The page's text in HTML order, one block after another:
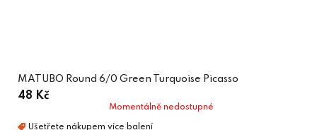
MATUBO Round 6/0 Green Turquoise Picasso
48 Kč
Momentálně nedostupné